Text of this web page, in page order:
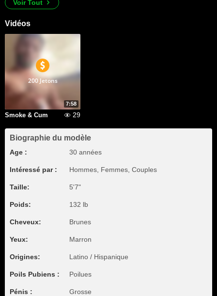
Voir Tout
Vidéos
7:58
200 Jetons
Smoke & Cum 29
Biographie du modèle
Age : 30 années
Intéressé par : Hommes, Femmes, Couples
Taille: 5'7"
Poids: 132 lb
Cheveux: Brunes
Yeux: Marron
Origines: Latino / Hispanique
Poils Pubiens : Poilues
Pénis : Grosse